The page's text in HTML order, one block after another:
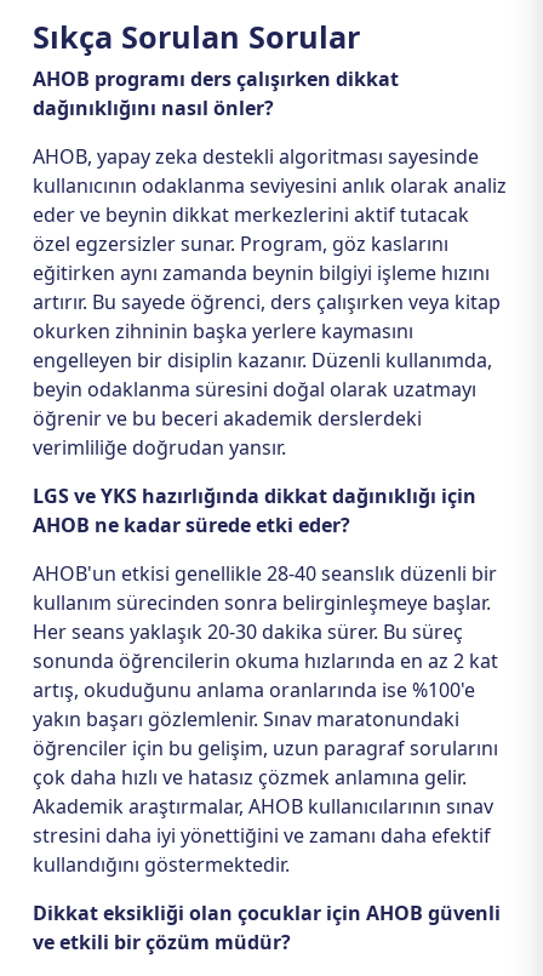
Sıkça Sorulan Sorular
AHOB programı ders çalışırken dikkat
dağınıklığını nasıl önler?
AHOB, yapay zeka destekli algoritması sayesinde
kullanıcının odaklanma seviyesini anlık olarak analiz
eder ve beynin dikkat merkezlerini aktif tutacak
özel egzersizler sunar. Program, göz kaslarını
eğitirken aynı zamanda beynin bilgiyi işleme hızını
artırır. Bu sayede öğrenci, ders çalışırken veya kitap
okurken zihninin başka yerlere kaymasını
engelleyen bir disiplin kazanır. Düzenli kullanımda,
beyin odaklanma süresini doğal olarak uzatmayı
öğrenir ve bu beceri akademik derslerdeki
verimliliğe doğrudan yansır.
LGS ve YKS hazırlığında dikkat dağınıklığı için
AHOB ne kadar sürede etki eder?
AHOB'un etkisi genellikle 28-40 seanslık düzenli bir
kullanım sürecinden sonra belirginleşmeye başlar.
Her seans yaklaşık 20-30 dakika sürer. Bu süreç
sonunda öğrencilerin okuma hızlarında en az 2 kat
artış, okuduğunu anlama oranlarında ise %100'e
yakın başarı gözlemlenir. Sınav maratonundaki
öğrenciler için bu gelişim, uzun paragraf sorularını
çok daha hızlı ve hatasız çözmek anlamına gelir.
Akademik araştırmalar, AHOB kullanıcılarının sınav
stresini daha iyi yönettiğini ve zamanı daha efektif
kullandığını göstermektedir.
Dikkat eksikliği olan çocuklar için AHOB güvenli
ve etkili bir çözüm müdür?